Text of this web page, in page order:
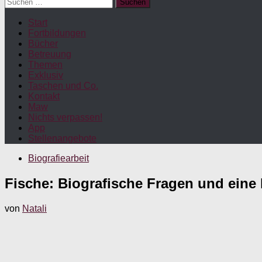
nach:
Start
Fortbildungen
Bücher
Betreuung
Themen
Exklusiv
Taschen und Co.
Kontakt
Maw
Nichts verpassen!
App
Stellenangebote
Biografiearbeit
Fische: Biografische Fragen und eine
von Natali